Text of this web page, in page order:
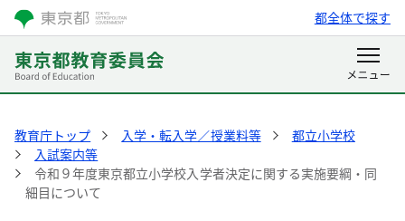
都全体で探す
教育庁トップ 入学・転入学／授業料等
都立小学校
入試案内等
令和９年度東京都立小学校入学者決定に関する実施要綱・同
細目について